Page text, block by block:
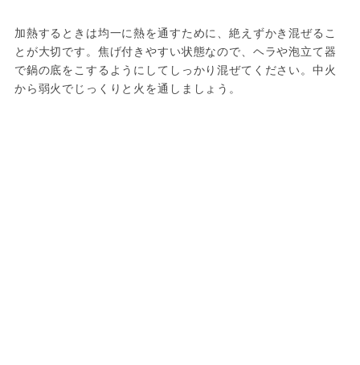
加熱するときは均一に熱を通すために、絶えずかき混ぜるこ
とが大切です。焦げ付きやすい状態なので、ヘラや泡立て器
で鍋の底をこするようにしてしっかり混ぜてください。中火
から弱火でじっくりと火を通しましょう。